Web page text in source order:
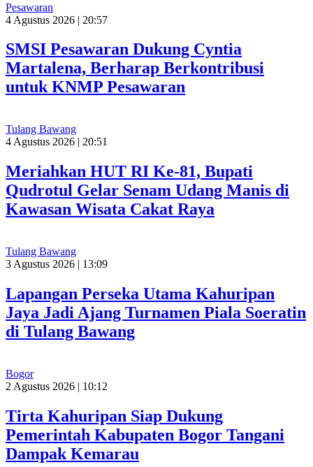
Pesawaran
4 Agustus 2026 | 20:57
SMSI Pesawaran Dukung Cyntia
Martalena, Berharap Berkontribusi
untuk KNMP Pesawaran
Tulang Bawang
4 Agustus 2026 | 20:51
Meriahkan HUT RI Ke-81, Bupati
Qudrotul Gelar Senam Udang Manis di
Kawasan Wisata Cakat Raya
Tulang Bawang
3 Agustus 2026 | 13:09
Lapangan Perseka Utama Kahuripan
Jaya Jadi Ajang Turnamen Piala Soeratin
di Tulang Bawang
Bogor
2 Agustus 2026 | 10:12
Tirta Kahuripan Siap Dukung
Pemerintah Kabupaten Bogor Tangani
Dampak Kemarau